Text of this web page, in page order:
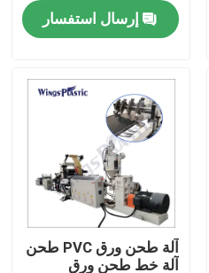
إرسال استفسار
آلة طحن ورق PVC طحن
آلة خط طحن ورق